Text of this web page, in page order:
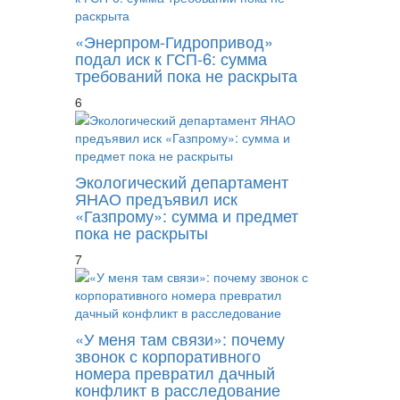
«Энерпром-Гидропривод»
подал иск к ГСП-6: сумма
требований пока не раскрыта
6
Экологический департамент
ЯНАО предъявил иск
«Газпрому»: сумма и предмет
пока не раскрыты
7
«У меня там связи»: почему
звонок с корпоративного
номера превратил дачный
конфликт в расследование